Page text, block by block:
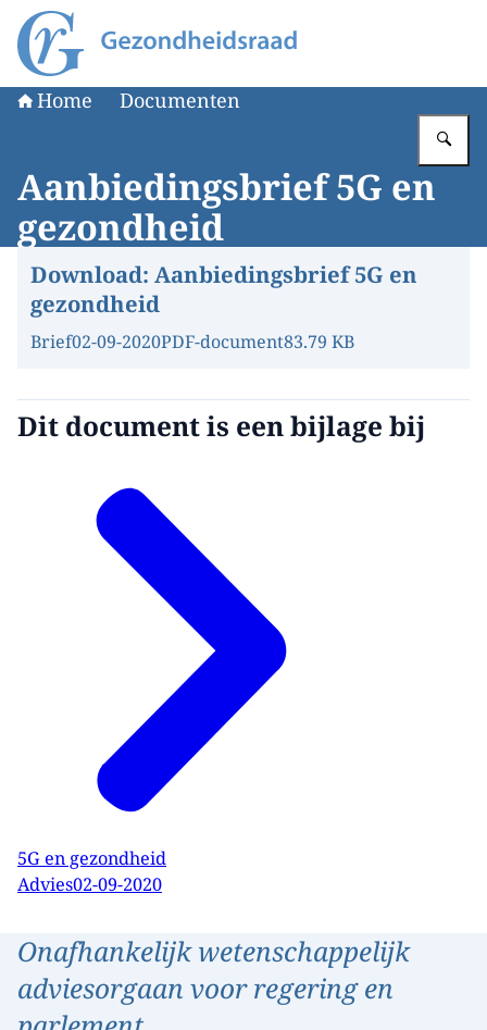
Naar de homepage van Gezondheidsraad
Home Documenten
Aanbiedingsbrief 5G en
gezondheid
Download: Aanbiedingsbrief 5G en
gezondheid
Brief02-09-2020PDF-document83.79 KB
Dit document is een bijlage bij
5G en gezondheid
Advies02-09-2020
Onafhankelijk wetenschappelijk
adviesorgaan voor regering en